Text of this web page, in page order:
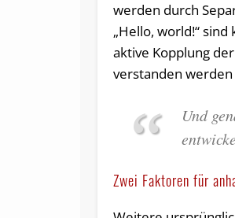
werden durch
„Hello, world!“
aktive Kopplung
verstanden werden
Und
Zwei Faktoren für